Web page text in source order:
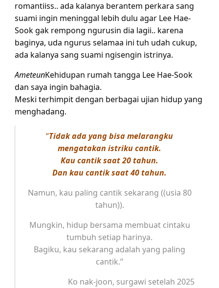
romantiiss.. ada kalanya berantem perkara sang
suami ingin meninggal lebih dulu agar Lee Hae-
Sook gak rempong ngurusin dia lagii.. karena
baginya, uda ngurus selamaa ini tuh udah cukup,
ada kalanya sang suami ngisengin istrinya.
AmeteunKehidupan rumah tangga Lee Hae-Sook
dan saya ingin bahagia.
Meski terhimpit dengan berbagai ujian hidup yang
menghadang.
“Tidak ada yang bisa melarangku
mengatakan istriku cantik.
Kau cantik saat 20 tahun.
Dan kau cantik saat 40 tahun.
Namun, kau paling cantik sekarang ((usia 80
tahun)).
Mungkin, hidup bersama membuat cintaku
tumbuh setiap harinya.
Bagiku, kau sekarang adalah yang paling
cantik.”
Ko nak-joon, surgawi setelah 2025